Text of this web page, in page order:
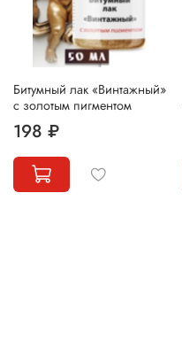
Битумный лак «Винтажный»
с золотым пигментом
198 ₽